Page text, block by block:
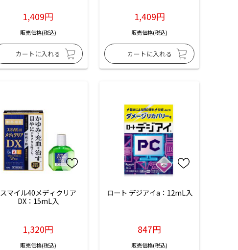
1,409円
販売価格(税込)
1,409円
販売価格(税込)
スマイル40メディクリア
DX：15mL入
1,320円
販売価格(税込)
ロート デジアイa：12mL入
847円
販売価格(税込)